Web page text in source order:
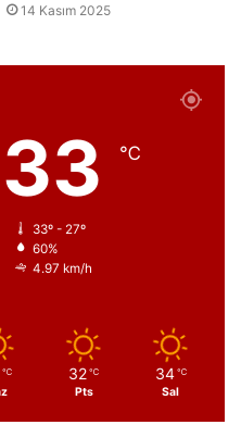
14 Kasım 2025
33 ℃
33º - 27º
60%
4.97 km/h
℃ 32 ℃
Pts
34 ℃
Sal